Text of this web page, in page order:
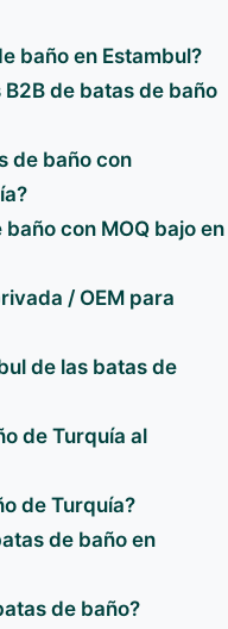
baño en Estambul?
de batas de baño
de baño con
con MOQ bajo en
/ OEM para
de las batas de
de Turquía al
de Turquía?
de baño en
de baño?